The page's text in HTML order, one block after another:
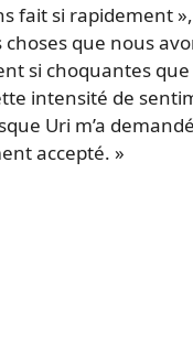
fait si rapidement
choses que nous
si choquantes
intensité de
Uri m’a
accepté. »